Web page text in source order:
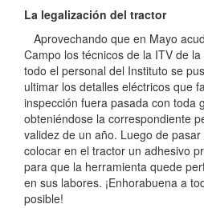
La legalización del tractor
Aprovechando que en Mayo
Campo los técnicos de la ITV de
todo el personal del Instituto se
ultimar los detalles eléctricos que
inspección fuera pasada con toda
obteniéndose la correspondiente
validez de un año. Luego de
colocar en el tractor un adhesivo
para que la herramienta quede
en sus labores. ¡Enhorabuena a
posible!